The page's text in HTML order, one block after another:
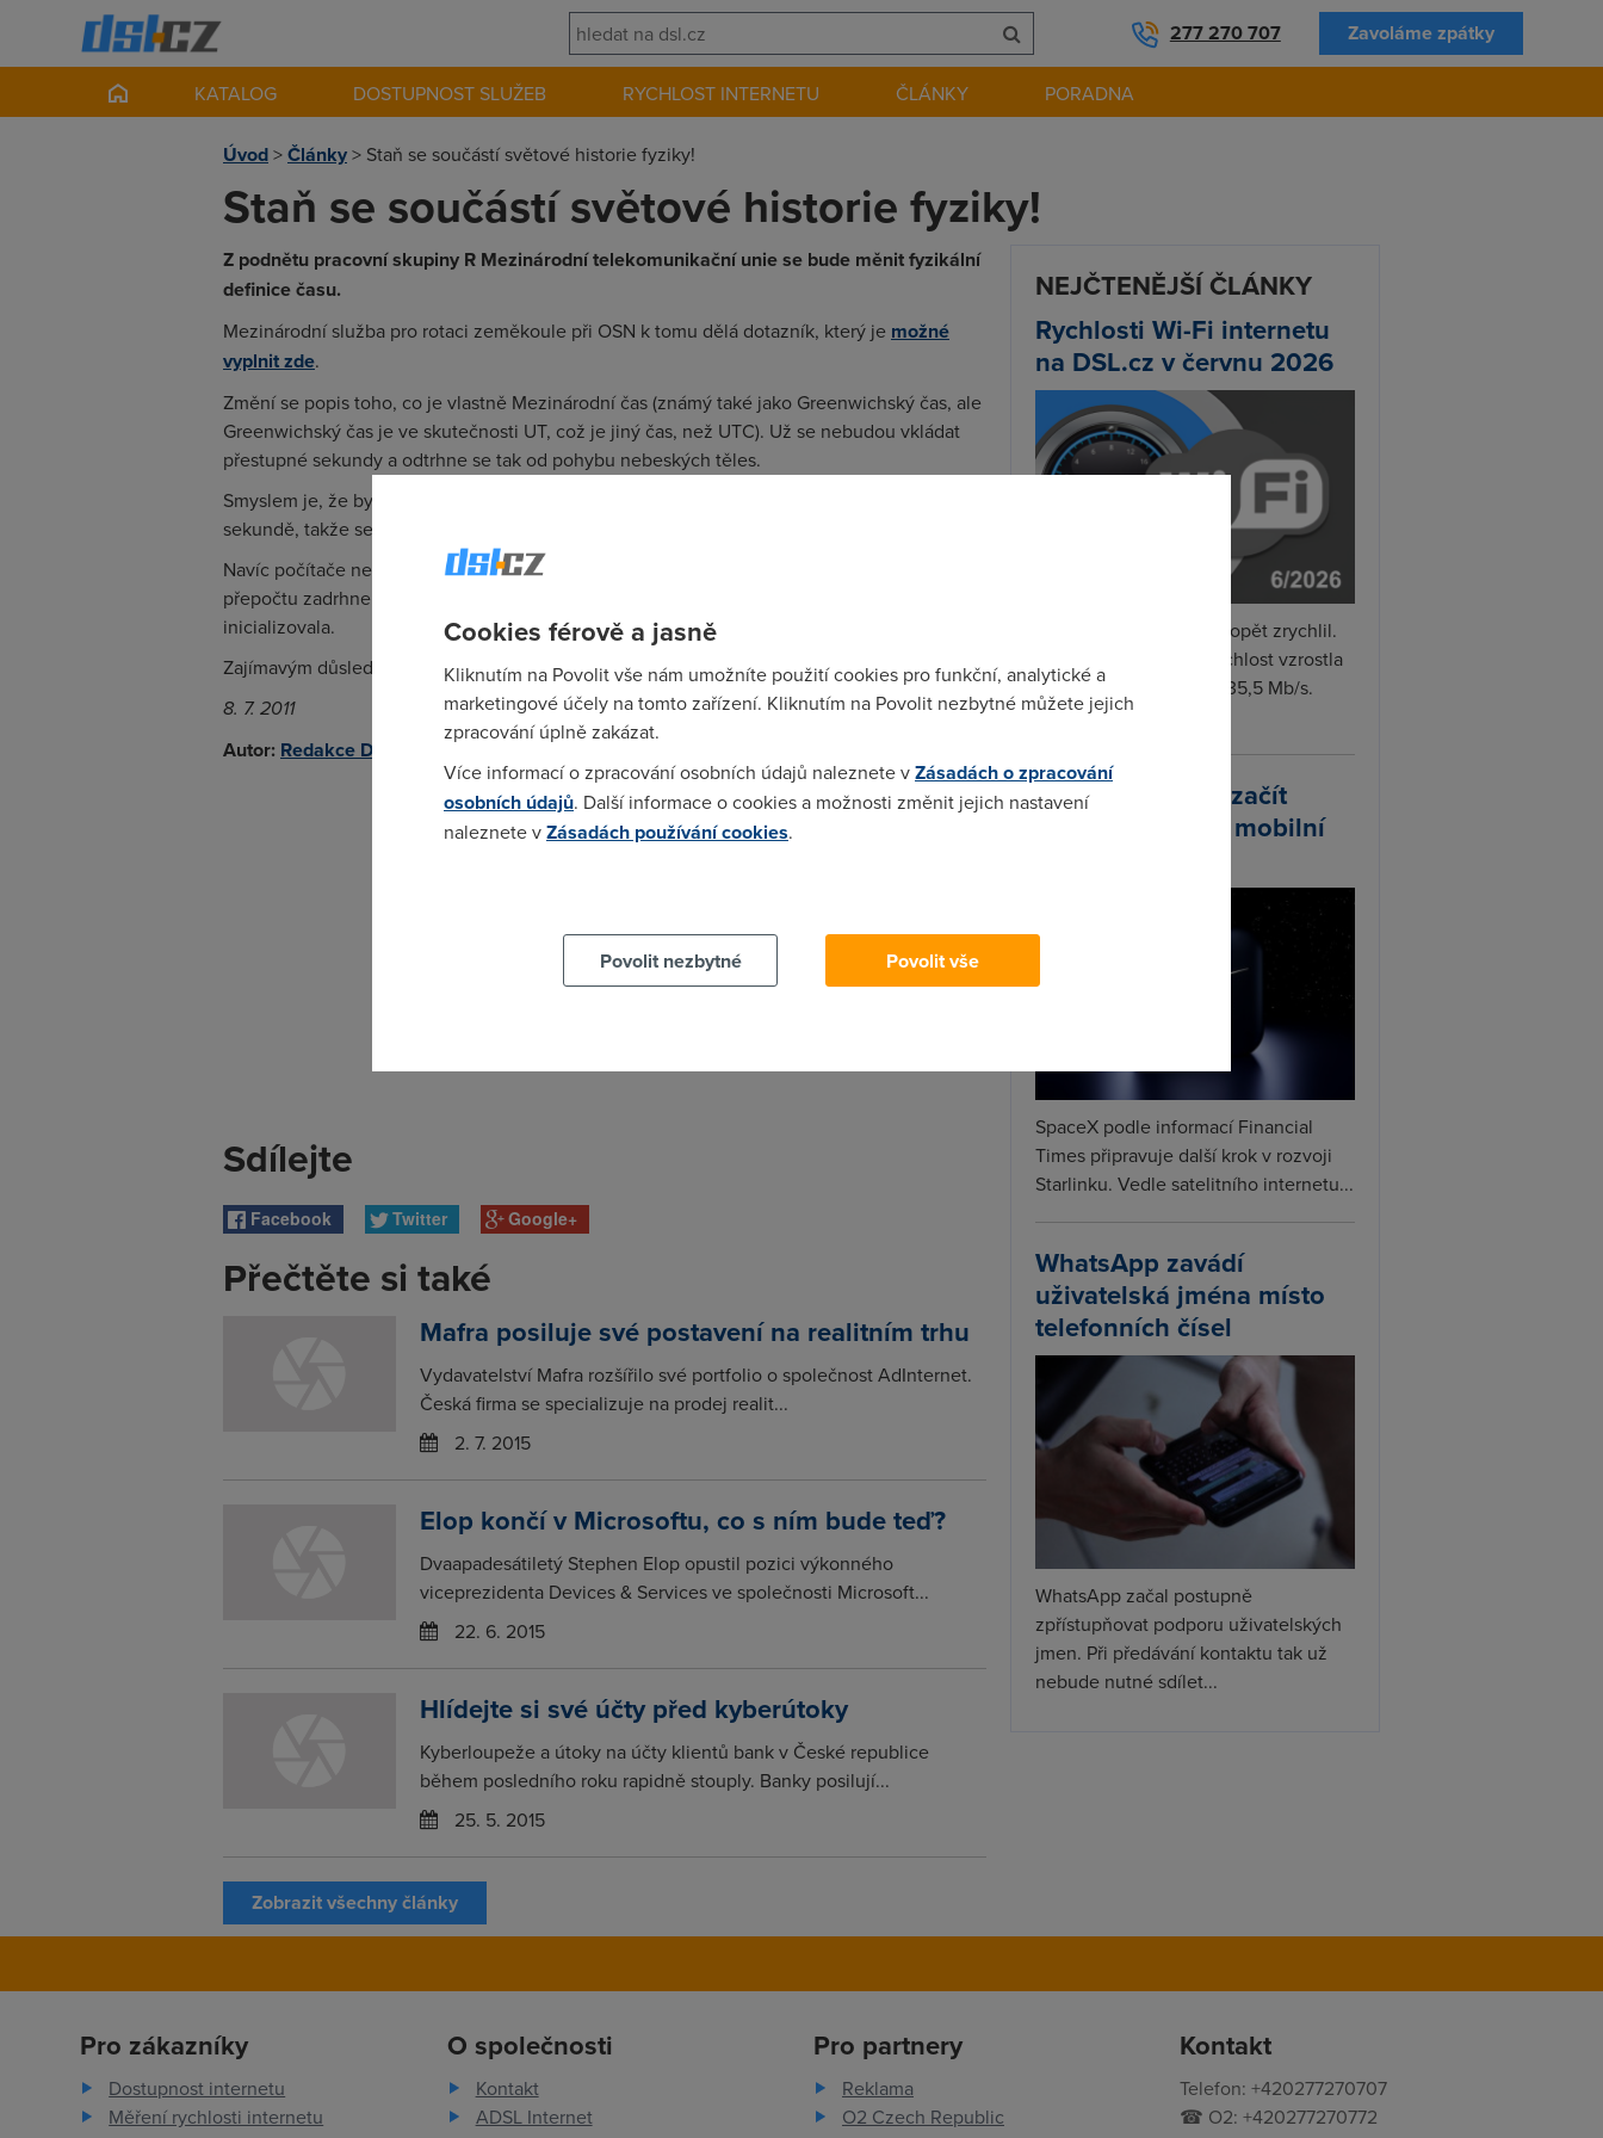
277 270 707 Zavoláme zpátky
KATALOG DOSTUPNOST SLUŽEB RYCHLOST INTERNETU ČLÁNKY PORADNA
Úvod>Články> Staň se součástí světové historie fyziky!
Staň se součástí světové historie fyziky!
Z podnětu pracovní skupiny R Mezinárodní telekomunikační unie se bude měnit fyzikální
definice času.
Mezinárodní služba pro rotaci zeměkoule při OSN k tomu dělá dotazník, který je možné
vyplnit zde.
Změní se popis toho, co je vlastně Mezinárodní čas (známý také jako Greenwichský čas, ale
Greenwichský čas je ve skutečnosti UT, což je jiný čas, než UTC). Už se nebudou vkládat
přestupné sekundy a odtrhne se tak od pohybu nebeských těles.
Smyslem je, že byl o Silvestru problém správně tarifikovat telefonní hovory kvůli přestupné
sekundě, takže se budou rušit.
Navíc počítače nemají rády, když něco probíhá spojitě, ale pak to kvůli přestupnému
přepočtu zadrhne. Proto Mezinárodní telekomunikační unie tuto změnu definice
inicializovala.
Zajímavým důsledkem bude fakt, že v roce 2600 bude přestupná hodina.
8. 7. 2011
Autor: Redakce DSL.cz
Sdílejte
Facebook Twitter Google+
Přečtěte si také
Mafra posiluje své postavení na realitním trhu
Vydavatelství Mafra rozšířilo své portfolio o společnost AdInternet.
Česká firma se specializuje na prodej realit...
2. 7. 2015
Elop končí v Microsoftu, co s ním bude teď?
Dvaapadesátiletý Stephen Elop opustil pozici výkonného
viceprezidenta Devices & Services ve společnosti Microsoft...
22. 6. 2015
Hlídejte si své účty před kyberútoky
Kyberloupeže a útoky na účty klientů bank v České republice
během posledního roku rapidně stouply. Banky posilují...
25. 5. 2015
Zobrazit všechny články
NEJČTENĚJŠÍ ČLÁNKY
Rychlosti Wi-Fi internetu
na DSL.cz v červnu 2026
Wi-Fi internet v červnu opět zrychlil.
Průměrná naměřená rychlost vzrostla
meziměsíčně o 4 % na 35,5 Mb/s.
Podívejte...
Starlink plánuje začít
prodávat vlastní mobilní
SpaceX podle informací Financial
Times připravuje další krok v rozvoji
Starlinku. Vedle satelitního internetu...
WhatsApp zavádí
uživatelská jména místo
telefonních čísel
WhatsApp začal postupně
zpřístupňovat podporu uživatelských
jmen. Při předávání kontaktu tak už
nebude nutné sdílet...
Pro zákazníky
Dostupnost internetu
Měření rychlosti internetu
O společnosti
Kontakt
ADSL Internet
Pro partnery
Reklama
O2 Czech Republic
Kontakt
Telefon: +420277270707
☎ O2: +420277270772
Cookies férově a jasně
Kliknutím na Povolit vše nám umožníte použití cookies pro funkční, analytické a
marketingové účely na tomto zařízení. Kliknutím na Povolit nezbytné můžete jejich
zpracování úplně zakázat.
Více informací o zpracování osobních údajů naleznete vZásadách o zpracování
osobních údajů. Další informace o cookies a možnosti změnit jejich nastavení
naleznete vZásadách používání cookies.
Povolit nezbytné
Povolit vše